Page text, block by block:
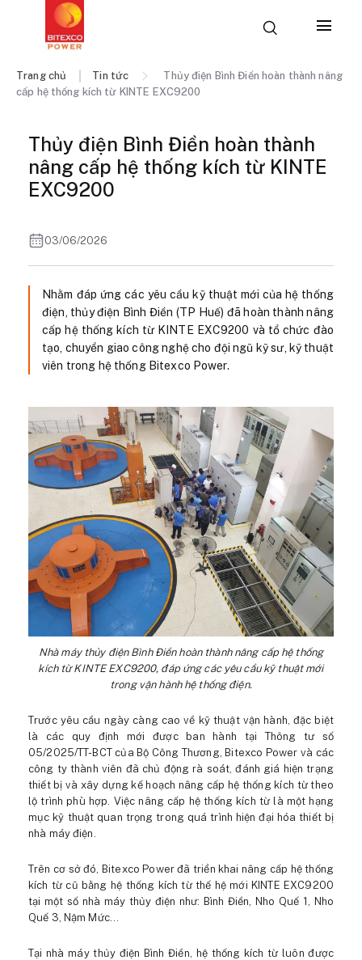
Trang chủ Tin tức
Thủy điện Bình Điền hoàn thành nâng
cấp hệ thống kích từ KINTE EXC9200
Thủy điện Bình Điền hoàn thành
nâng cấp hệ thống kích từ KINTE
EXC9200
03/06/2026
Nhằm đáp ứng các yêu cầu kỹ thuật mới của hệ thống
điện, thủy điện Bình Điền (TP Huế) đã hoàn thành nâng
cấp hệ thống kích từ KINTE EXC9200 và tổ chức đào
tạo, chuyển giao công nghệ cho đội ngũ kỹ sư, kỹ thuật
viên trong hệ thống Bitexco Power.
Nhà máy thủy điện Bình Điền hoàn thành nâng cấp hệ thống
kích từ KINTE EXC9200, đáp ứng các yêu cầu kỹ thuật mới
trong vận hành hệ thống điện.
Trước yêu cầu ngày càng cao về kỹ thuật vận hành, đặc biệt
là các quy định mới được ban hành tại Thông tư số
05/2025/TT-BCT của Bộ Công Thương, Bitexco Power và các
công ty thành viên đã chủ động rà soát, đánh giá hiện trạng
thiết bị và xây dựng kế hoạch nâng cấp hệ thống kích từ theo
lộ trình phù hợp. Việc nâng cấp hệ thống kích từ là một hạng
mục kỹ thuật quan trọng trong quá trình hiện đại hóa thiết bị
nhà máy điện.
Trên cơ sở đó, Bitexco Power đã triển khai nâng cấp hệ thống
kích từ cũ bằng hệ thống kích từ thế hệ mới KINTE EXC9200
tại một số nhà máy thủy điện như: Bình Điền, Nho Quế 1, Nho
Quế 3, Nậm Mức…
Tại nhà máy thủy điện Bình Điền, hệ thống kích từ luôn được